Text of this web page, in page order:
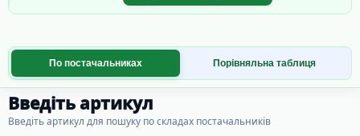
По постачальниках Порівняльна таблиця
Введіть артикул
Введіть артикул для пошуку по складах постачальників